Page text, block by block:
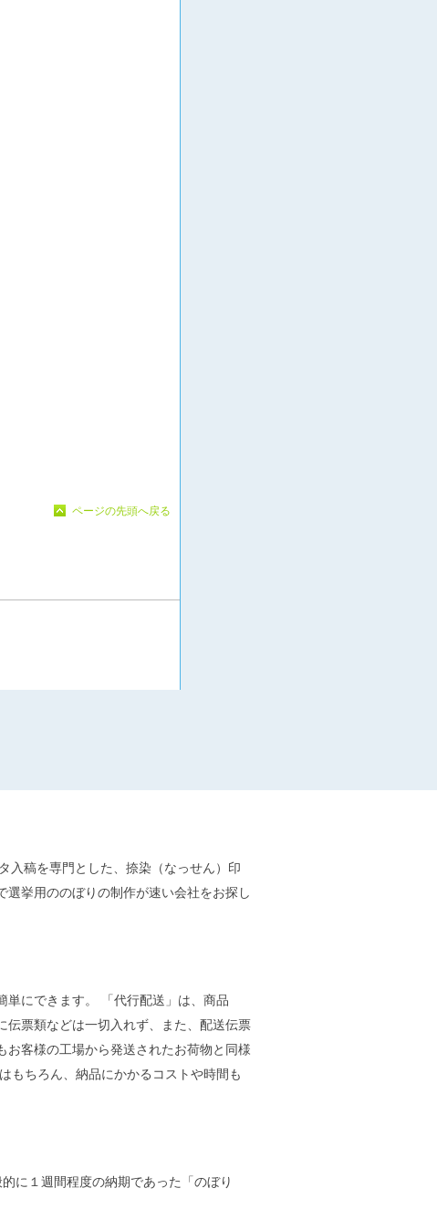
入稿を専門とした、捺染（なっせん）印
挙用ののぼりの制作が速い会社をお探し
単にできます。 「代行配送」は、商品
伝票類などは一切入れず、また、配送伝票
客様の工場から発送されたお荷物と同様
もちろん、納品にかかるコストや時間も
に１週間程度の納期であった「のぼり